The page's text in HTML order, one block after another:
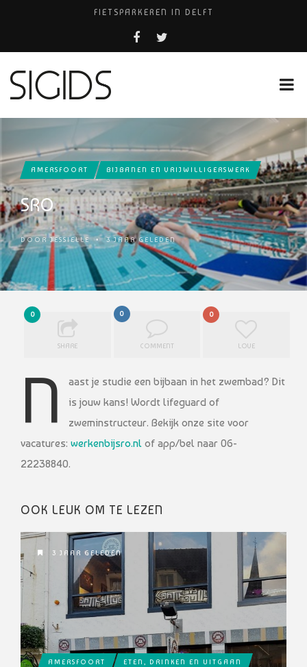
FIETSPARKEREN IN DELFT
PIZZERIA POMPEÏ ￼
BELEEF DE MAGIE VAN FILM BIJ KINEPOLIS
AMERSFOORT BIJBANEN EN VRIJWILLIGERSWERK
SRO
DOORJESSIELLE •3 JAAR GELEDEN
0
SHARE
0
COMMENT
0
LOVE
N
aast je studie een bijbaan in het zwembad? Dit
is jouw kans! Wordt lifeguard of
zweminstructeur. Bekijk onze site voor
vacatures: werkenbijsro.nl of app/bel naar 06-
22238840.
OOK LEUK OM TE LEZEN
3 JAAR GELEDEN
AMERSFOORT ETEN, DRINKEN EN UITGAAN